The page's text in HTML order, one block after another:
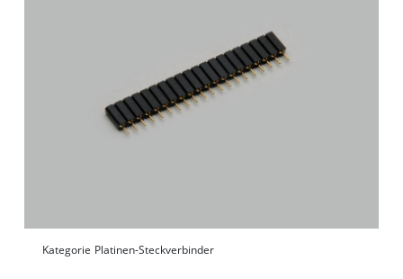
Kategorie Platinen-Steckverbinder